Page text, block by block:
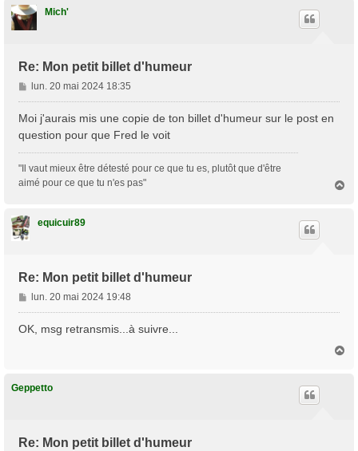
Mich'
Re: Mon petit billet d'humeur
M
e
s
e
lun. 20 mai 2024 18:35
Moi j'aurais mis une copie de ton billet d'humeur sur le post en
question pour que Fred le voit
"Il vaut mieux être détesté pour ce que tu es, plutôt que d'être
aimé pour ce que tu n'es pas"
equicuir89
Re: Mon petit billet d'humeur
M
e
s
lun. 20 mai 2024 19:48
OK, msg retransmis...à suivre...
Geppetto
Re: Mon petit billet d'humeur